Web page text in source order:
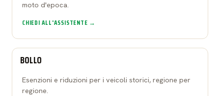
moto d'epoca.
CHIEDI ALL'ASSISTENTE →
BOLLO
Esenzioni e riduzioni per i veicoli storici, regione per
regione.